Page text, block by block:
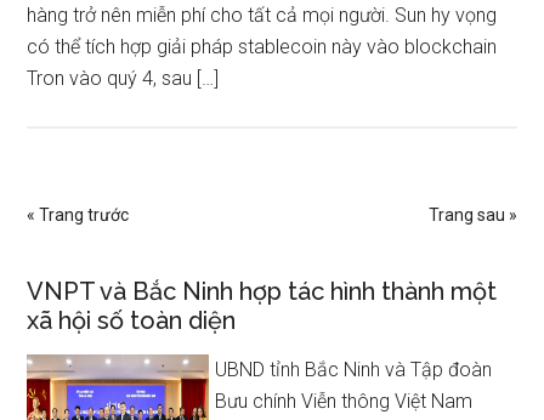
hàng trở nên miễn phí cho tất cả mọi người. Sun hy vọng
có thể tích hợp giải pháp stablecoin này vào blockchain
Tron vào quý 4, sau […]
« Trang trước Trang sau »
VNPT và Bắc Ninh hợp tác hình thành một
xã hội số toàn diện
UBND tỉnh Bắc Ninh và Tập đoàn
Bưu chính Viễn thông Việt Nam